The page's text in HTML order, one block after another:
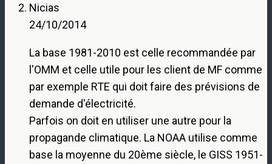
Nicias
24/10/2014
La base 1981-2010 est celle recommandée par
l'OMM et celle utile pour les client de MF comme
par exemple RTE qui doit faire des prévisions de
demande d'électricité.
Parfois on doit en utiliser une autre pour la
propagande climatique. La NOAA utilise comme
base la moyenne du 20ème siècle, le GISS 1951-